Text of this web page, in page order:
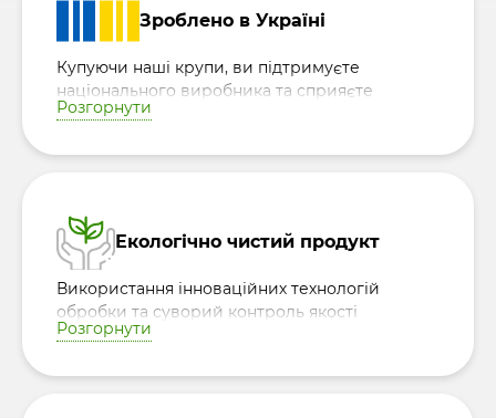
Зроблено в Україні
Купуючи наші крупи, ви підтримуєте
національного виробника та сприяєте
розвитку української економіки, роблячи
Розгорнути
Екологічно чистий продукт
Використання інноваційних технологій
обробки та суворий контроль якості
дозволяють зберегти природні корисні
безпеку та натуральність продукції.
Розгорнути